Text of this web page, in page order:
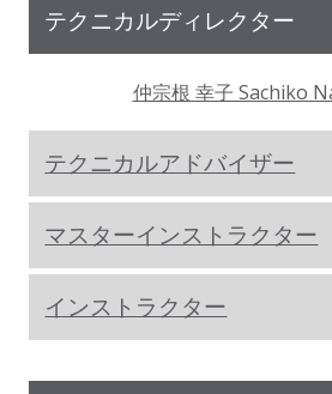
テクニカルディレクター
仲宗根 幸子 Sachiko
テクニカルアドバイザー
マスターインストラクター
インストラクター